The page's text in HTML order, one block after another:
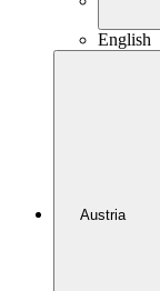
English
Austria